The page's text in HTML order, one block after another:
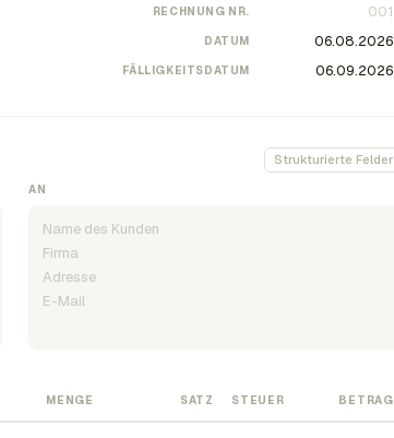
RECHNUNG NR.
DATUM
FÄLLIGKEITSDATUM
Strukturierte Felder
AN
MENGE SATZ STEUER BETRAG